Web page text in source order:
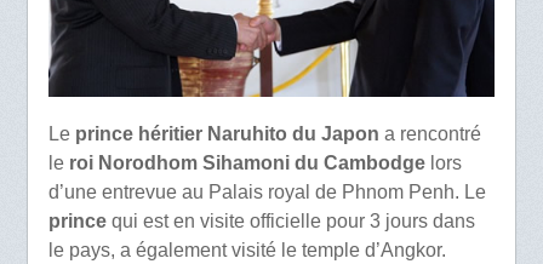
Le prince héritier Naruhito du Japon a rencontré
le roi Norodhom Sihamoni du Cambodgelors
d’une entrevue au Palais royal de Phnom Penh. Le
princequi est en visite officielle pour 3 jours dans
le pays, a également visité le temple d’Angkor.